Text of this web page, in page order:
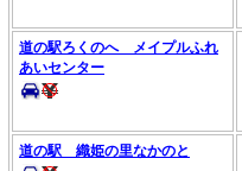
道の駅ろくのへ メイプルふれ
あいセンター
道の駅 織姫の里なかのと